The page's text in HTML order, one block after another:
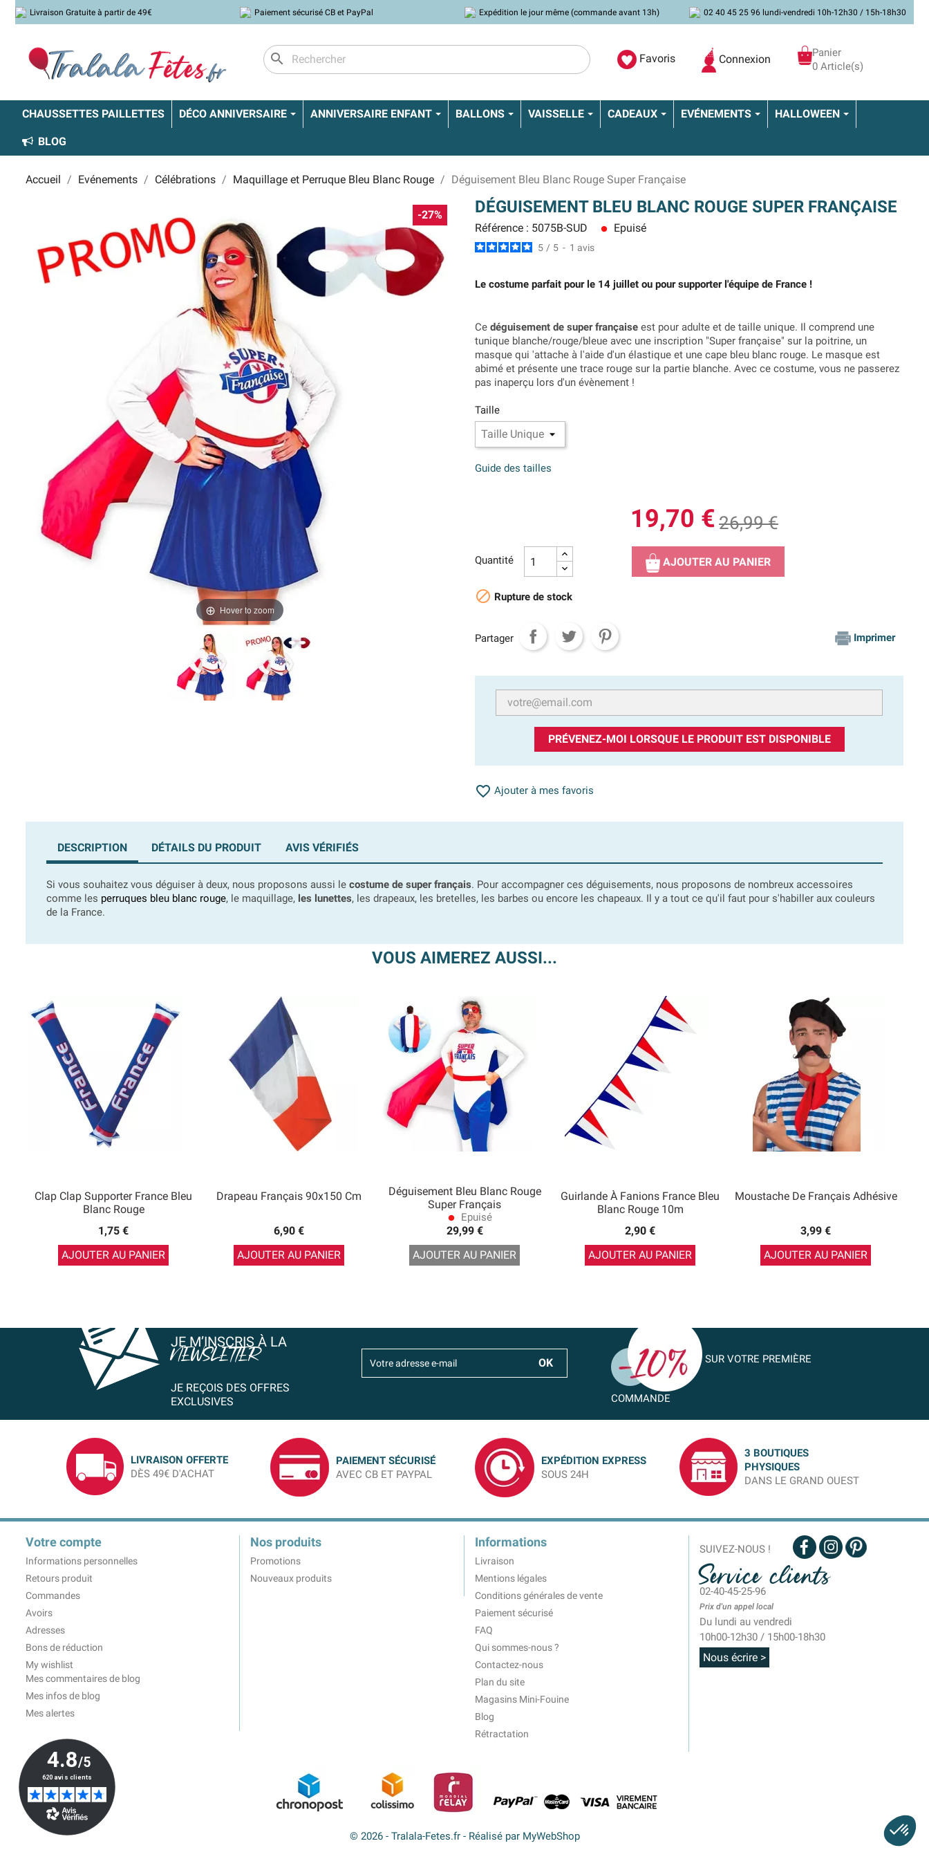
Livraison Gratuite à partir de 49€ Paiement sécurisé CB et PayPal Expédition le jour même (commande avant 13h) 02 40 45 25 96 lundi-vendredi 10h-12h30 / 15h-18h30
search Favoris Connexion
Panier
0 Article(s)
CHAUSSETTES PAILLETTES DÉCO ANNIVERSAIRE ANNIVERSAIRE ENFANT BALLONS VAISSELLE CADEAUX EVÉNEMENTS HALLOWEEN
BLOG
Accueil Evénements Célébrations Maquillage et Perruque Bleu Blanc Rouge Déguisement Bleu Blanc Rouge Super Française
-27%
Hover to zoom
DÉGUISEMENT BLEU BLANC ROUGE SUPER FRANÇAISE
Référence : 5075B-SUD lens Epuisé
5 / 5 - 1 avis
Le costume parfait pour le 14 juillet ou pour supporter l'équipe de France !
Ce déguisement de super française est pour adulte et de taille unique. Il comprend une
tunique blanche/rouge/bleue avec une inscription "Super française" sur la poitrine, un
masque qui 'attache à l'aide d'un élastique et une cape bleu blanc rouge. Le masque est
abimé et présente une trace rouge sur la partie blanche. Avec ce costume, vous ne passerez
pas inaperçu lors d'un évènement !
Taille
Guide des tailles
19,70 € 26,99 €
Quantité AJOUTER AU PANIER
 Rupture de stock
Partager Imprimer
PRÉVENEZ-MOI LORSQUE LE PRODUIT EST DISPONIBLE
 Ajouter à mes favoris
DESCRIPTION DÉTAILS DU PRODUIT AVIS VÉRIFIÉS
Si vous souhaitez vous déguiser à deux, nous proposons aussi le costume de super français. Pour accompagner ces déguisements, nous proposons de nombreux accessoires
comme les perruques bleu blanc rouge, le maquillage, les lunettes, les drapeaux, les bretelles, les barbes ou encore les chapeaux. Il y a tout ce qu'il faut pour s'habiller aux couleurs
de la France.
VOUS AIMEREZ AUSSI...
Clap Clap Supporter France Bleu
Blanc Rouge
1,75 €
AJOUTER AU PANIER
Drapeau Français 90x150 Cm
6,90 €
AJOUTER AU PANIER
Déguisement Bleu Blanc Rouge
Super Français
lens Epuisé
29,99 €
AJOUTER AU PANIER
Guirlande À Fanions France Bleu
Blanc Rouge 10m
2,90 €
AJOUTER AU PANIER
Moustache De Français Adhésive
3,99 €
AJOUTER AU PANIER
JE M’INSCRIS À LA
NEWSLETTER
JE REÇOIS DES OFFRES
EXCLUSIVES
SUR VOTRE PREMIÈRE
COMMANDE
LIVRAISON OFFERTE
DÈS 49€ D'ACHAT
PAIEMENT SÉCURISÉ
AVEC CB ET PAYPAL
EXPÉDITION EXPRESS
SOUS 24H
3 BOUTIQUES
PHYSIQUES
DANS LE GRAND OUEST
Votre compte
Informations personnelles
Retours produit
Commandes
Avoirs
Adresses
Bons de réduction
My wishlist
Mes commentaires de blog
Mes infos de blog
Mes alertes
Nos produits
Promotions
Nouveaux produits
Informations
Livraison
Mentions légales
Conditions générales de vente
Paiement sécurisé
FAQ
Qui sommes-nous ?
Contactez-nous
Plan du site
Magasins Mini-Fouine
Blog
Rétractation
SUIVEZ-NOUS !
Service clients
02-40-45-25-96
Prix d'un appel local
Du lundi au vendredi
10h00-12h30 / 15h00-18h30
Nous écrire >
© 2026 - Tralala-Fetes.fr - Réalisé par MyWebShop